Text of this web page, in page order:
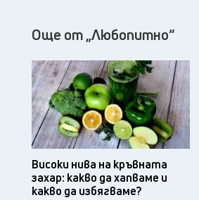
Още от „Любопитно“
Високи нива на кръвната
захар: какво да хапваме и
какво да избягваме?